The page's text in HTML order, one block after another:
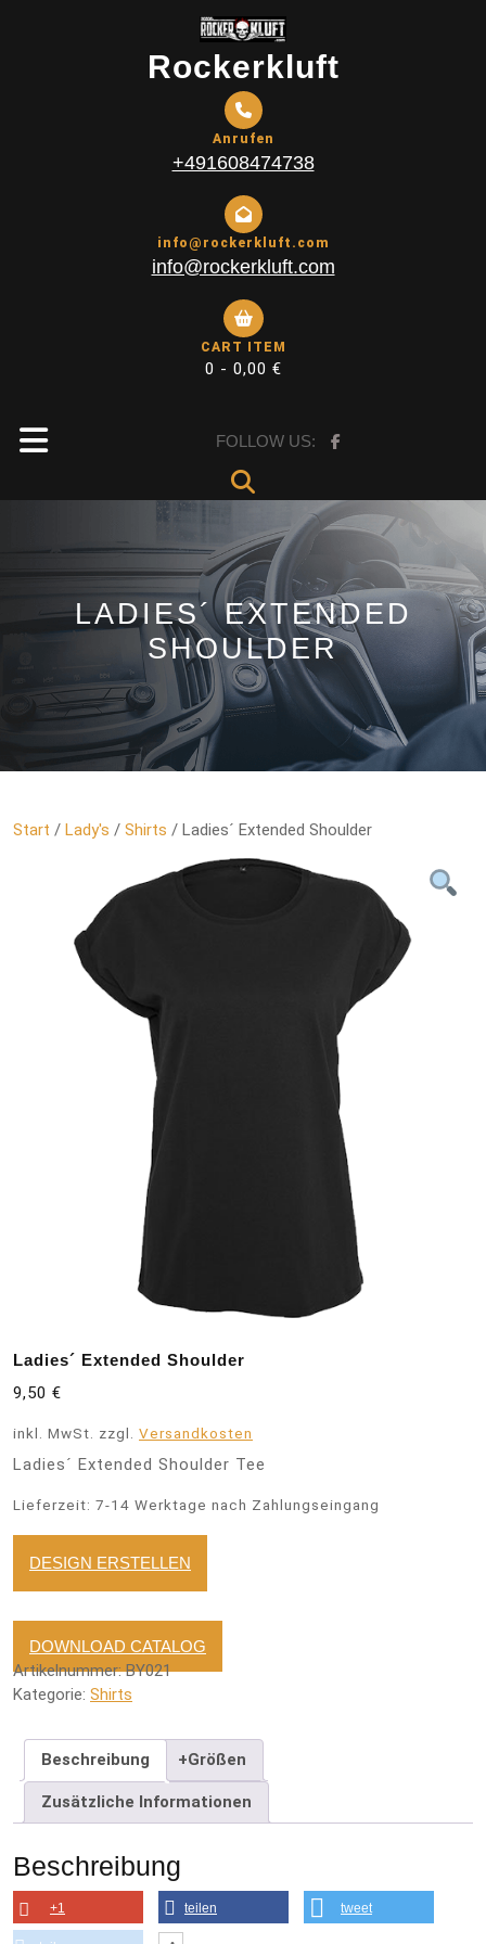
Rockerkluft
Anrufen
+491608474738
info@rockerkluft.com
info@rockerkluft.com
CART ITEM
0 - 0,00 €
Open
FOLLOW US:
LADIES´ EXTENDED
SHOULDER
Start / Lady's / Shirts / Ladies´ Extended Shoulder
Ladies´ Extended Shoulder
9,50 €
inkl. MwSt. zzgl. Versandkosten
Ladies´ Extended Shoulder Tee
Lieferzeit: 7-14 Werktage nach Zahlungseingang
DESIGN ERSTELLEN
DOWNLOAD CATALOG
Artikelnummer:BY021
Kategorie: Shirts
Beschreibung +Größen
Zusätzliche Informationen
Beschreibung
+1 teilen tweet